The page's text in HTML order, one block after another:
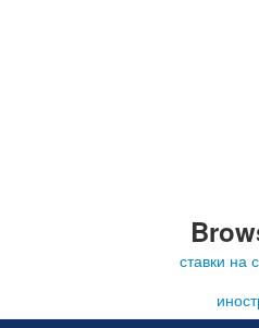
ставки на